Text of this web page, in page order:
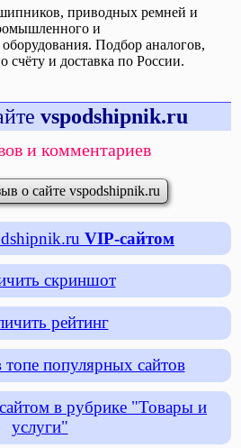
приводных ремней и
и
оборудования. Подбор аналогов,
счёту и доставка по России.
vspodshipnik.ru
и комментариев
о сайте vspodshipnik.ru
VIP-сайтом
скриншот
рейтинг
топе популярных сайтов
в рубрике "Товары и
услуги"